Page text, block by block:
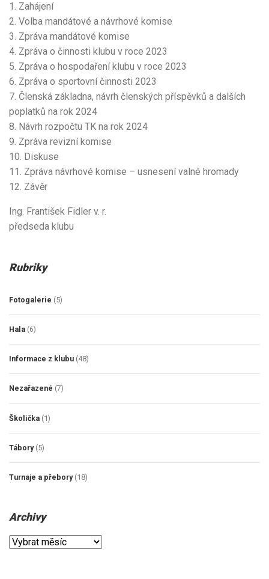
1. Zahájení
2. Volba mandátové a návrhové komise
3. Zpráva mandátové komise
4. Zpráva o činnosti klubu v roce 2023
5. Zpráva o hospodaření klubu v roce 2023
6. Zpráva o sportovní činnosti 2023
7. Členská základna, návrh členských příspěvků a dalších
poplatků na rok 2024
8. Návrh rozpočtu TK na rok 2024
9. Zpráva revizní komise
10. Diskuse
11. Zpráva návrhové komise – usnesení valné hromady
12. Závěr
Ing. František Fidler v. r.
předseda klubu
Rubriky
Fotogalerie (5)
Hala (6)
Informace z klubu (48)
Nezařazené (7)
Školička (1)
Tábory(5)
Turnaje a přebory(18)
Archivy
Archivy